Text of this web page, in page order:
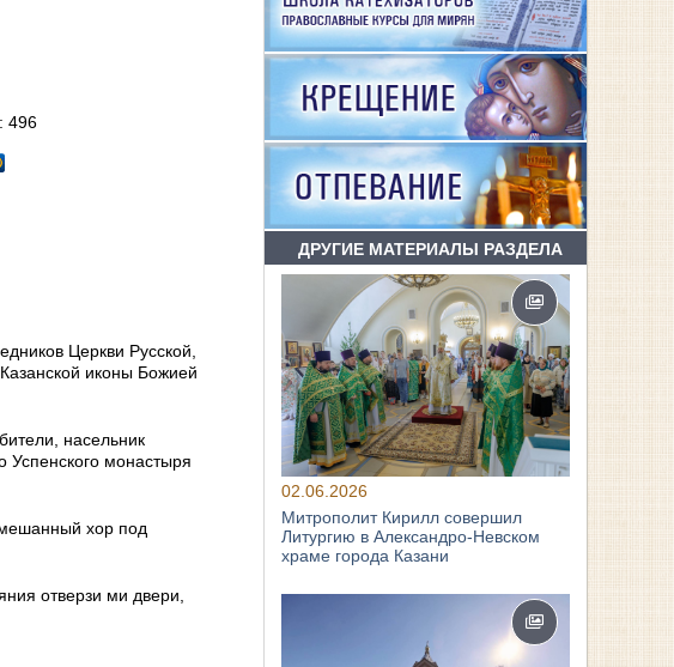
496
Церкви Русской,
иконы Божией
насельник
Успенского монастыря
хор под
отверзи ми двери,
ДРУГИЕ МАТЕРИАЛЫ РАЗДЕЛА
02.06.2026
Митрополит Кирилл совершил
Литургию в Александро-Невском
храме города Казани